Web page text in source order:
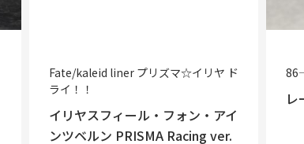
Fate/kaleid liner プリズマ☆イリヤ ド
ライ！！
イリヤスフィール・フォン・アイ
ンツベルン PRISMA Racing ver.
レ